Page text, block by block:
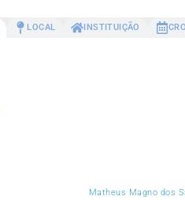
LOCAL INSTITUIÇÃO
Matheus Magno dos